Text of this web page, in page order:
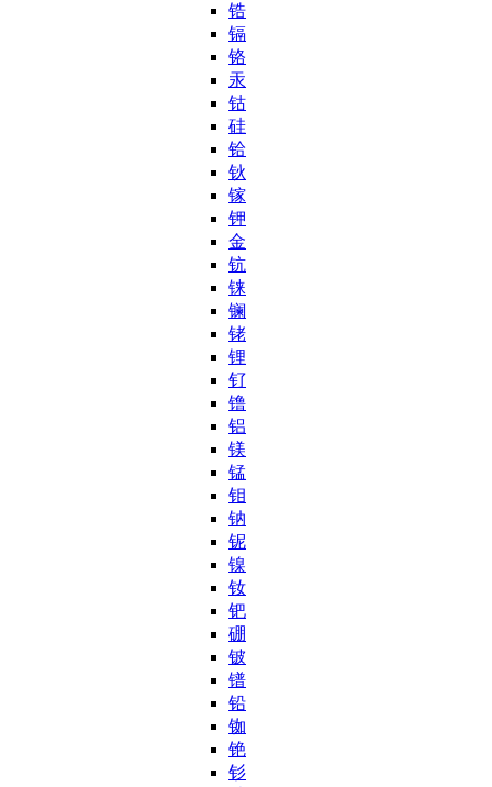
锆
镉
铬
汞
钴
硅
铪
钬
镓
钾
金
钪
铼
镧
铑
锂
钌
镥
铝
镁
锰
钼
钠
铌
镍
钕
钯
硼
铍
镨
铅
铷
铯
钐